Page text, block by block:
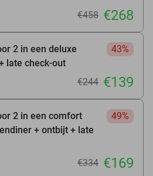
€458 €268
2 in een deluxe
late check-out
43%
€244 €139
2 in een comfort
+ ontbijt + late
49%
€334 €169